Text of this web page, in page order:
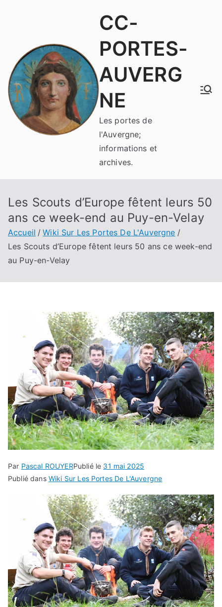
CC-
PORTES-
AUVERG
NE
Les portes de
l'Auvergne;
informations et
archives.
Les Scouts d’Europe fêtent leurs 50
ans ce week-end au Puy-en-Velay
Accueil
Wiki Sur Les Portes De L'Auvergne
Les Scouts d’Europe fêtent leurs 50 ans ce week-end
au Puy-en-Velay
Par Pascal ROUYERPublié le 31 mai 2025
Publié dans Wiki Sur Les Portes De L'Auvergne